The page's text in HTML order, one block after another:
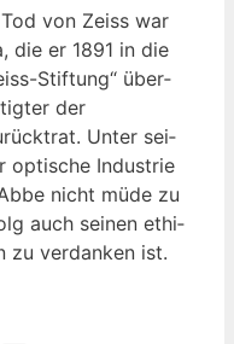
von Zeiss war
die er 1891 in die
Stif­tung“ über­
der
Unter sei­
opti­sche Indus­trie
nicht müde zu
auch sei­nen ethi­
zu ver­dan­ken ist.